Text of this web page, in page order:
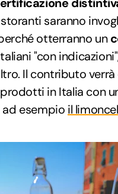
saranno
otterranno un
"con
Il contributo
in Italia con
ad esempio il